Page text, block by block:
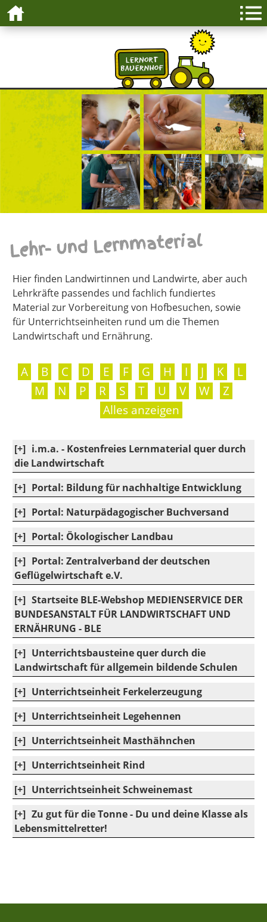
Lehr- und Lernmaterial
Hier finden Landwirtinnen und Landwirte, aber auch
Lehrkräfte passendes und fachlich fundiertes
Material zur Vorbereitung von Hofbesuchen, sowie
für Unterrichtseinheiten rund um die Themen
Landwirtschaft und Ernährung.
A B C D E F G H I J K L
M
N P R S T U V W Z
Alles anzeigen
[+] i.m.a. - Kostenfreies Lernmaterial quer durch
die Landwirtschaft
[+] Portal: Bildung für nachhaltige Entwicklung
[+] Portal: Naturpädagogischer Buchversand
[+] Portal: Ökologischer Landbau
[+] Portal: Zentralverband der deutschen
Geflügelwirtschaft e.V.
[+] Startseite BLE-Webshop MEDIENSERVICE DER
BUNDESANSTALT FÜR LANDWIRTSCHAFT UND
ERNÄHRUNG - BLE
[+] Unterrichtsbausteine quer durch die
Landwirtschaft für allgemein bildende Schulen
[+] Unterrichtseinheit Ferkelerzeugung
[+] Unterrichtseinheit Legehennen
[+] Unterrichtseinheit Masthähnchen
[+] Unterrichtseinheit Rind
[+] Unterrichtseinheit Schweinemast
[+] Zu gut für die Tonne - Du und deine Klasse als
Lebensmittelretter!